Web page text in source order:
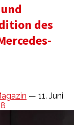
des
— 11. Juni